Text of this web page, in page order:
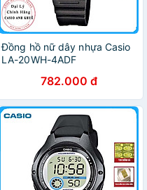
Đồng hồ nữ dây nhựa Casio
LA-20WH-4ADF
782.000 đ